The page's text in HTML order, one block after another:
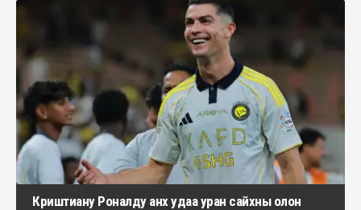
Криштиану Роналду анх удаа уран сайхны олон